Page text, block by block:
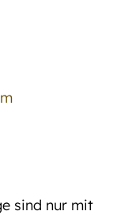
sind nur mit